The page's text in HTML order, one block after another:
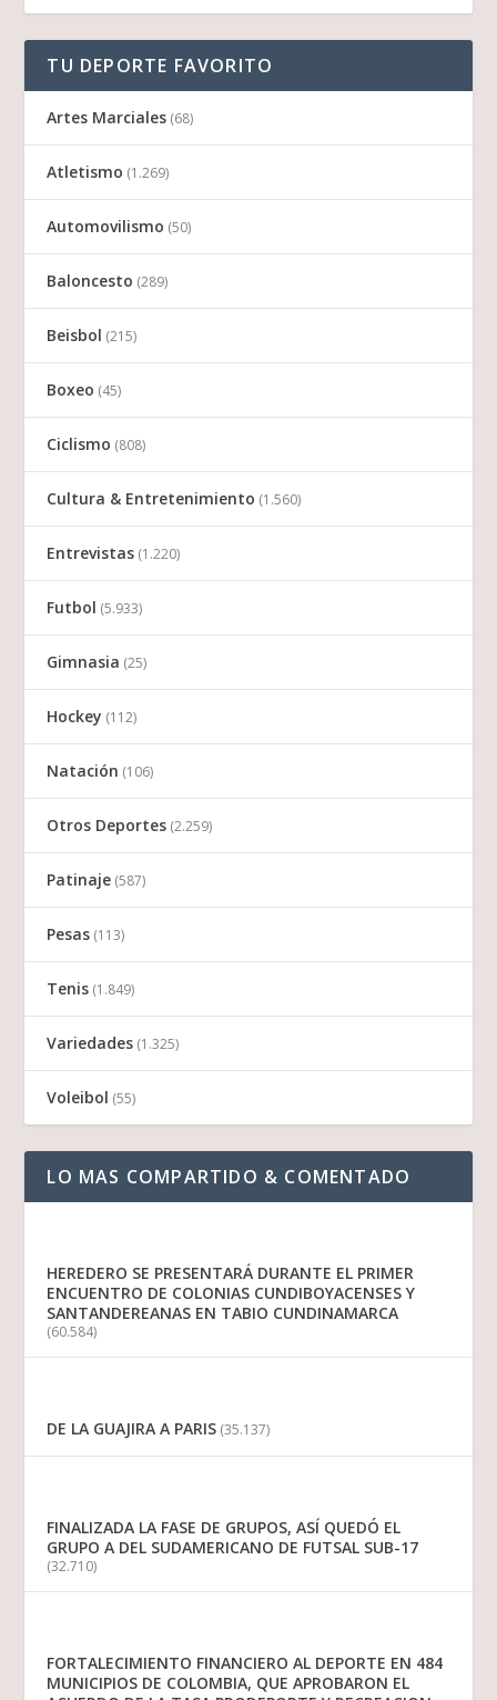
TU DEPORTE FAVORITO
Artes Marciales (68)
Atletismo (1.269)
Automovilismo (50)
Baloncesto (289)
Beisbol (215)
Boxeo (45)
Ciclismo (808)
Cultura & Entretenimiento (1.560)
Entrevistas (1.220)
Futbol (5.933)
Gimnasia (25)
Hockey (112)
Natación (106)
Otros Deportes (2.259)
Patinaje (587)
Pesas (113)
Tenis (1.849)
Variedades (1.325)
Voleibol (55)
LO MAS COMPARTIDO & COMENTADO
HEREDERO SE PRESENTARÁ DURANTE EL PRIMER
ENCUENTRO DE COLONIAS CUNDIBOYACENSES Y
SANTANDEREANAS EN TABIO CUNDINAMARCA
(60.584)
DE LA GUAJIRA A PARIS (35.137)
FINALIZADA LA FASE DE GRUPOS, ASÍ QUEDÓ EL
GRUPO A DEL SUDAMERICANO DE FUTSAL SUB-17
(32.710)
FORTALECIMIENTO FINANCIERO AL DEPORTE EN 484
MUNICIPIOS DE COLOMBIA, QUE APROBARON EL